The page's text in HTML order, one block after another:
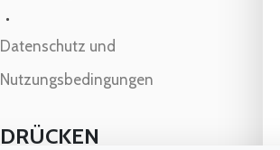
Datenschutz und
Nutzungsbedingungen
DRÜCKEN